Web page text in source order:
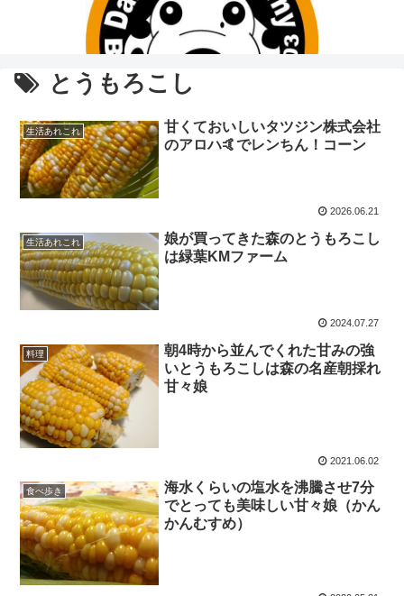
とうもろこし
生活あれこれ
甘くておいしいタツジン株式会社
のアロハ🤙でレンちん！コーン
2026.06.21
生活あれこれ
娘が買ってきた森のとうもろこし
は緑葉KMファーム
2024.07.27
料理
朝4時から並んでくれた甘みの強
いとうもろこしは森の名産朝採れ
甘々娘
2021.06.02
食べ歩き
海水くらいの塩水を沸騰させ7分
でとっても美味しい甘々娘（かん
かんむすめ）